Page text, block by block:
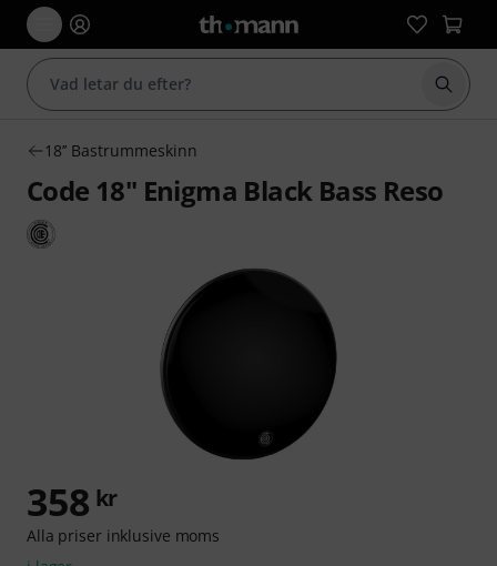
Börja
18’’ Bastrummeskinn
Code 18" Enigma Black Bass Reso
358 kr
Alla priser inklusive moms